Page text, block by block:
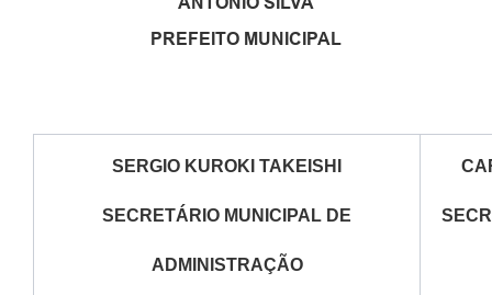
PREFEITO MUNICIPAL
SERGIO KUROKI TAKEISHI
SECRETÁRIO MUNICIPAL DE
ADMINISTRAÇÃO